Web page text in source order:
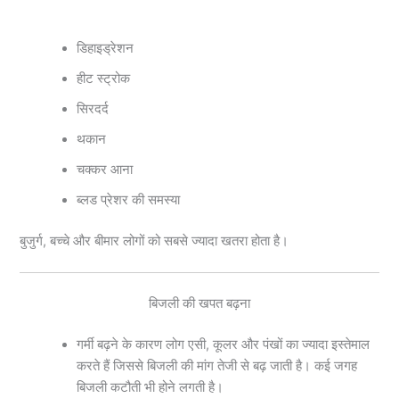
डिहाइड्रेशन
हीट स्ट्रोक
सिरदर्द
थकान
चक्कर आना
ब्लड प्रेशर की समस्या
बुजुर्ग, बच्चे और बीमार लोगों को सबसे ज्यादा खतरा होता है।
बिजली की खपत बढ़ना
गर्मी बढ़ने के कारण लोग एसी, कूलर और पंखों का ज्यादा इस्तेमाल
करते हैं जिससे बिजली की मांग तेजी से बढ़ जाती है। कई जगह
बिजली कटौती भी होने लगती है।